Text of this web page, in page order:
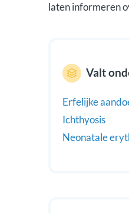
laten informeren
Valt
Erfelijke
Ichthyosis
Neonatale